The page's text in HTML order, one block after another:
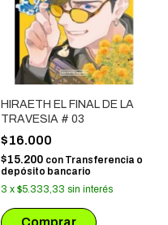
HIRAETH EL FINAL DE LA
TRAVESIA # 03
$16.000
$15.200 con Transferencia o
depósito bancario
3 x $5.333,33 sin interés